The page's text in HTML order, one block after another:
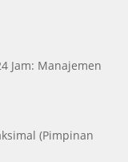
Jam: Manajemen
(Pimpinan